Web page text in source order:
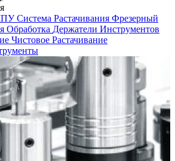
Система Растачивания Фрезерный
Обработка Держатели Инструментов
Чистовое Растачивание